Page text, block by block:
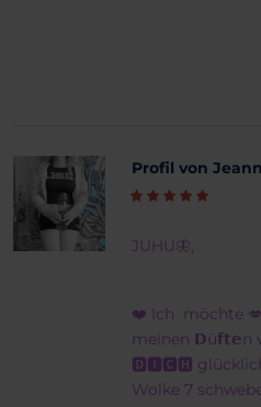
Profil von
JUHU🦋,
❤️ Ich möchte
meinen 𝗗ü𝗳𝘁𝗲n
🅳🅸🅲🅷 glücklich
Wolke 7